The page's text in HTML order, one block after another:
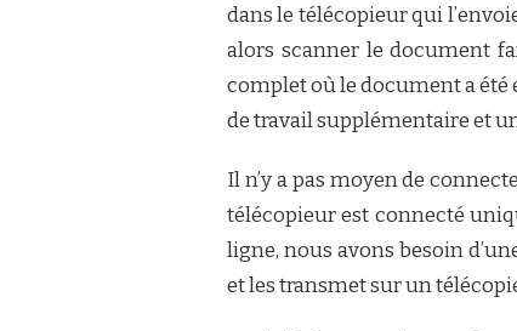
dans le télécopieur qui
alors scanner le document
complet où le document a été
de travail supplémentaire et
Il n’y a pas moyen de
télécopieur est connecté
ligne, nous avons besoin
et les transmet sur un